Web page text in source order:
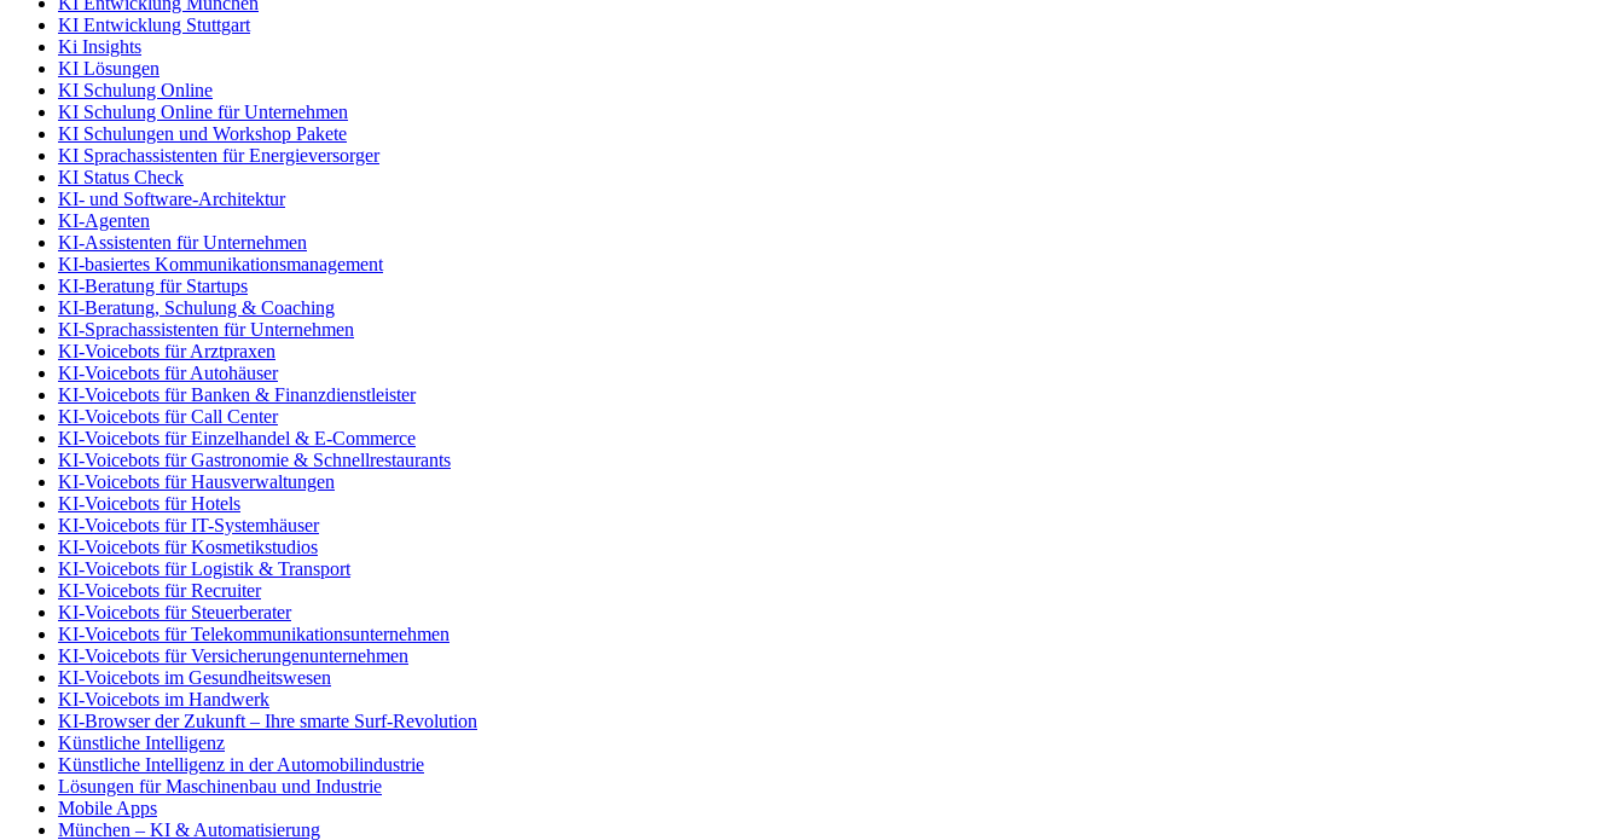
KI Entwicklung Stuttgart
Ki Insights
KI Lösungen
KI Schulung Online
KI Schulung Online für Unternehmen
KI Schulungen und Workshop Pakete
KI Sprachassistenten für Energieversorger
KI Status Check
KI- und Software-Architektur
KI-Agenten
KI-Assistenten für Unternehmen
KI-basiertes Kommunikationsmanagement
KI-Beratung für Startups
KI-Beratung, Schulung & Coaching
KI-Sprachassistenten für Unternehmen
KI-Voicebots für Arztpraxen
KI-Voicebots für Autohäuser
KI-Voicebots für Banken & Finanzdienstleister
KI-Voicebots für Call Center
KI-Voicebots für Einzelhandel & E-Commerce
KI-Voicebots für Gastronomie & Schnellrestaurants
KI-Voicebots für Hausverwaltungen
KI-Voicebots für Hotels
KI-Voicebots für IT-Systemhäuser
KI-Voicebots für Kosmetikstudios
KI-Voicebots für Logistik & Transport
KI-Voicebots für Recruiter
KI-Voicebots für Steuerberater
KI-Voicebots für Telekommunikationsunternehmen
KI-Voicebots für Versicherungenunternehmen
KI-Voicebots im Gesundheitswesen
KI-Voicebots im Handwerk
KI‑Browser der Zukunft – Ihre smarte Surf‑Revolution
Künstliche Intelligenz
Künstliche Intelligenz in der Automobilindustrie
Lösungen für Maschinenbau und Industrie
Mobile Apps
München – KI & Automatisierung